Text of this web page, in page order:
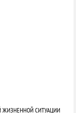
СИТУАЦИИ